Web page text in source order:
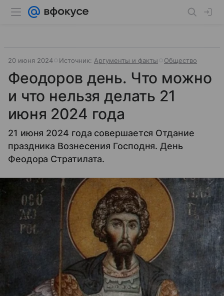
20 июня 2024 Источник: Аргументы и факты Общество
Феодоров день. Что можно
и что нельзя делать 21
июня 2024 года
21 июня 2024 года совершается Отдание
праздника Вознесения Господня. День
Феодора Стратилата.